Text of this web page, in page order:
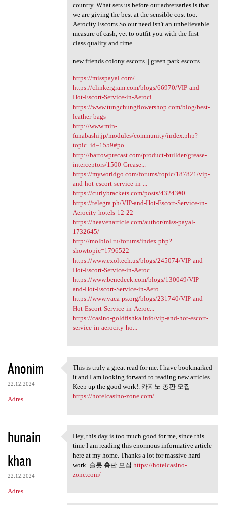
country. What sets us before our adversaries is that
we are giving the best at the sensible cost too.
Aerocity Escorts So our need isn't an unbelievable
measure of cash, yet to outfit you with the first
class quality and time.
new friends colony escorts || green park escorts
https://misspayal.com/
https://clinkergram.com/blogs/66970/VIP-and-
Hot-Escort-Service-in-Aeroci...
https://www.tungchungflowershop.com/blog/best-
leather-bags
http://www.min-
funabashi.jp/modules/community/index.php?
topic_id=1559#po...
http://bartowprecast.com/product-builder/grease-
interceptors/1500-Grease...
https://myworldgo.com/forums/topic/187821/vip-
and-hot-escort-service-in-...
https://curlybrackets.com/posts/43243#0
https://telegra.ph/VIP-and-Hot-Escort-Service-in-
Aerocity-hotels-12-22
https://heavenarticle.com/author/miss-payal-
1732645/
http://molbiol.ru/forums/index.php?
showtopic=1796522
https://www.exoltech.us/blogs/245074/VIP-and-
Hot-Escort-Service-in-Aeroc...
https://www.benedeek.com/blogs/130049/VIP-
and-Hot-Escort-Service-in-Aero...
https://www.vaca-ps.org/blogs/231740/VIP-and-
Hot-Escort-Service-in-Aeroc...
https://casino-goldfishka.info/vip-and-hot-escort-
service-in-aerocity-ho...
Anonim
22.12.2024
Adres
This is truly a great read
This is truly a great read for me. I have bookmarked
it and I am looking forward to reading new articles.
Keep up the good work!. 카지노 총판 모집
https://hotelcasino-zone.com/
hunain
khan
22.12.2024
Adres
Hey, this day is too much
Hey, this day is too much good for me, since this
time I am reading this enormous informative article
here at my home. Thanks a lot for massive hard
work. 슬롯 총판 모집 https://hotelcasino-
zone.com/